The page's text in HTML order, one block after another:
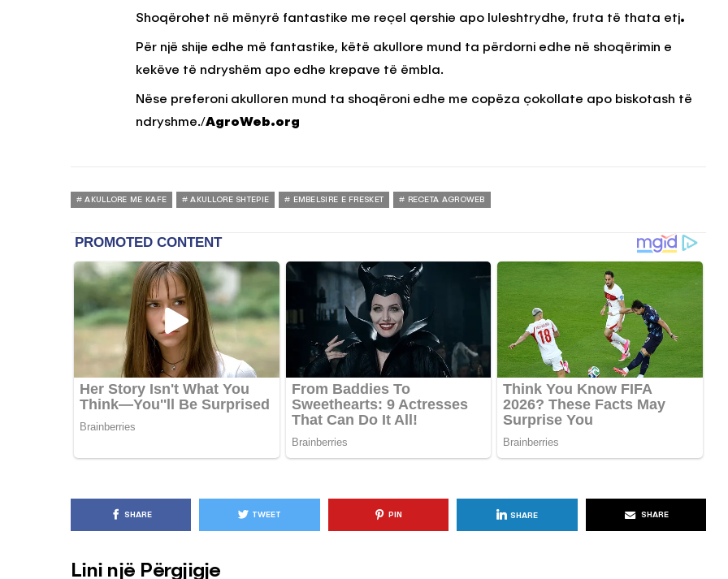
Shoqërohet në mënyrë fantastike me reçel qershie apo luleshtrydhe, fruta të thata etj.
Për një shije edhe më fantastike, këtë akullore mund ta përdorni edhe në shoqërimin e
kekëve të ndryshëm apo edhe krepave të ëmbla.
Nëse preferoni akulloren mund ta shoqëroni edhe me copëza çokollate apo biskotash të
ndryshme./AgroWeb.org
AKULLORE ME KAFE AKULLORE SHTEPIE EMBELSIRE E FRESKET RECETA AGROWEB
SHARE TWEET PIN SHARE SHARE
Lini një Përgjigje